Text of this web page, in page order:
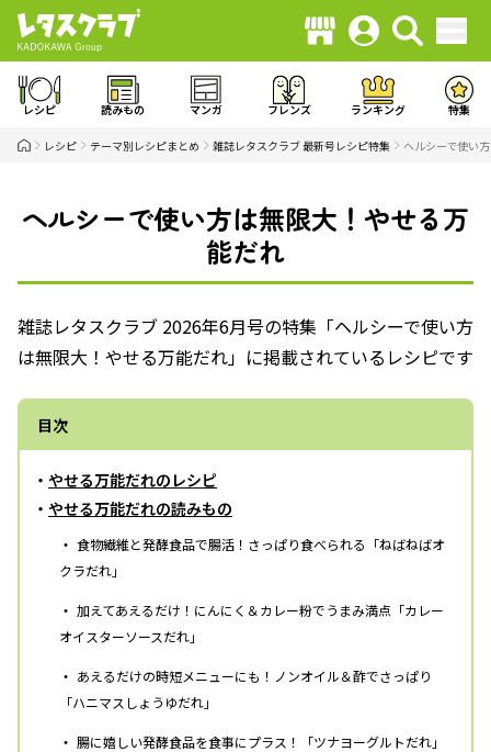
レシピ 読みもの マンガ フレンズ ランキング 特集
レシピ テーマ別レシピまとめ 雑誌レタスクラブ 最新号レシピ特集 ヘルシーで使い
ヘルシーで使い方は無限大！やせる万
能だれ
雑誌レタスクラブ 2026年6月号の特集「ヘルシーで使い方
は無限大！やせる万能だれ」に掲載されているレシピです
目次
・ やせる万能だれのレシピ
・ やせる万能だれの読みもの
・ 食物繊維と発酵食品で腸活！さっぱり食べられる「ねばねばオ
クラだれ」
・ 加えてあえるだけ！にんにく＆カレー粉でうまみ満点「カレー
オイスターソースだれ」
・ あえるだけの時短メニューにも！ノンオイル＆酢でさっぱり
「ハニマスしょうゆだれ」
・ 腸に嬉しい発酵食品を食事にプラス！「ツナヨーグルトだれ」